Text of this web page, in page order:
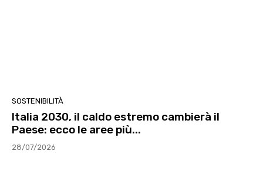
SOSTENIBILITÀ
Italia 2030, il caldo estremo cambierà il
Paese: ecco le aree più...
28/07/2026